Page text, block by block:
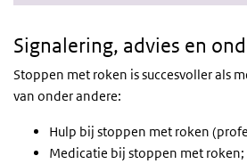
Signalering, advies en
Stoppen met roken is succesvoller als
van onder andere:
Hulp bij stoppen met roken
Medicatie bij stoppen met roken;